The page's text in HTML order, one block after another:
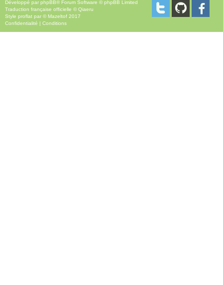
Développé par phpBB® Forum Software © phpBB Limited
Traduction française officielle ©Qiaeru
Style proflat par © Mazeltof 2017
Confidentialité
Conditions